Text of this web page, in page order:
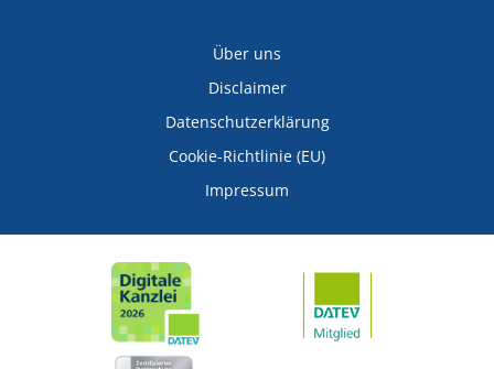
Über uns
Disclaimer
Datenschutzerklärung
Cookie-Richtlinie (EU)
Impressum